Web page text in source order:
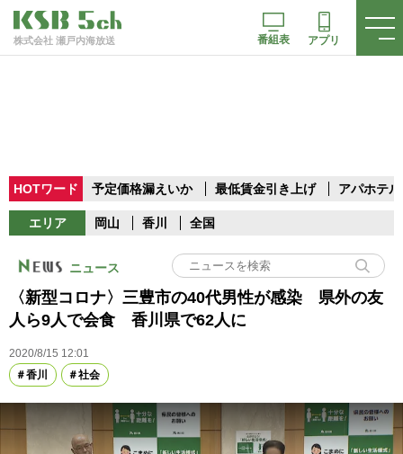
株式会社 瀬戸内海放送 番組表 アプリ
HOTワード 予定価格漏えいか 最低賃金引き上げ アパホテル
エリア 岡山 香川 全国
ニュース
〈新型コロナ〉三豊市の40代男性が感染 県外の友
人ら9人で会食 香川県で62人に
2020/8/15 12:01
香川
社会